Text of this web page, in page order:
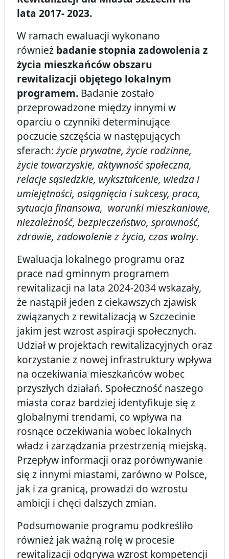
lata 2017- 2023.
W ramach ewaluacji wykonano
również badanie stopnia zadowolenia z
życia mieszkańców obszaru
rewitalizacji objętego lokalnym
programem. Badanie zostało
przeprowadzone między innymi w
oparciu o czynniki determinujące
poczucie szczęścia w następujących
sferach:życie prywatne, życie rodzinne,
życie towarzyskie, aktywność społeczna,
relacje sąsiedzkie, wykształcenie, wiedza i
umiejętności, osiągnięcia i sukcesy, praca,
sytuacja finansowa, warunki mieszkaniowe,
niezależność, bezpieczeństwo, sprawność,
zdrowie, zadowolenie z życia, czas wolny.
Ewaluacja lokalnego programu oraz
prace nad gminnym programem
rewitalizacji na lata 2024-2034 wskazały,
że nastąpił jeden z ciekawszych zjawisk
związanych z rewitalizacją w Szczecinie
jakim jest wzrost aspiracji społecznych.
Udział w projektach rewitalizacyjnych oraz
korzystanie z nowej infrastruktury wpływa
na oczekiwania mieszkańców wobec
przyszłych działań. Społeczność naszego
miasta coraz bardziej identyfikuje się z
globalnymi trendami, co wpływa na
rosnące oczekiwania wobec lokalnych
władz i zarządzania przestrzenią miejską.
Przepływ informacji oraz porównywanie
się z innymi miastami, zarówno w Polsce,
jak i za granicą, prowadzi do wzrostu
ambicji i chęci dalszych zmian.
Podsumowanie programu podkreśliło
również jak ważną rolę w procesie
rewitalizacji odgrywa wzrost kompetencji